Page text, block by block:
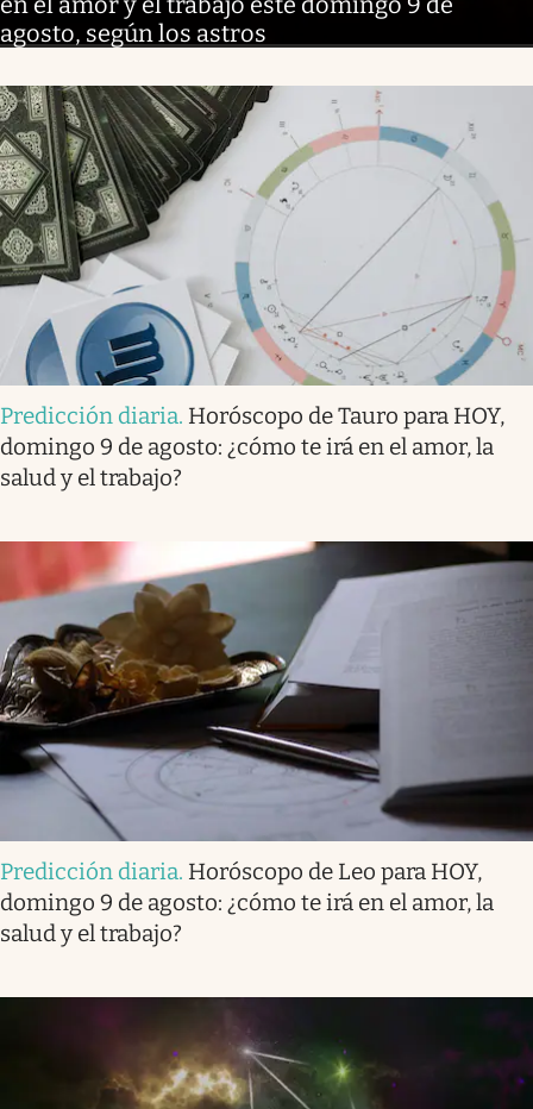
agosto, según los astros
Predicción diaria. Horóscopo de Tauro para HOY,
domingo 9 de agosto: ¿cómo te irá en el amor, la
salud y el trabajo?
Predicción diaria. Horóscopo de Leo para HOY,
domingo 9 de agosto: ¿cómo te irá en el amor, la
salud y el trabajo?